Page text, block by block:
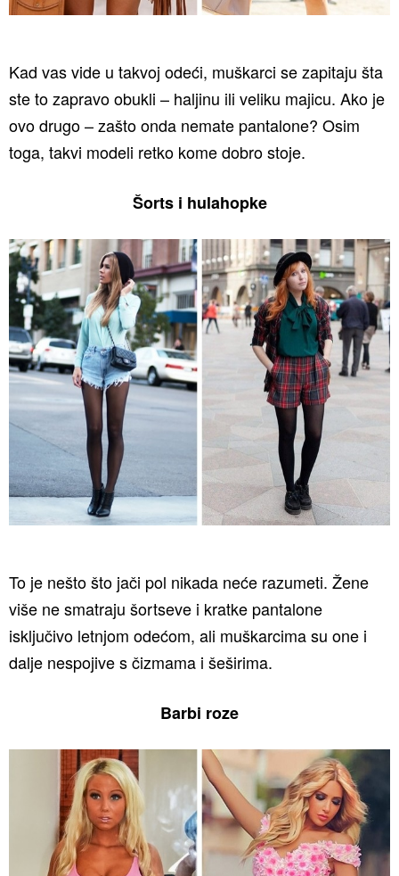
Kad vas vide u takvoj odeći, muškarci se zapitaju šta
ste to zapravo obukli – haljinu ili veliku majicu. Ako je
ovo drugo – zašto onda nemate pantalone? Osim
toga, takvi modeli retko kome dobro stoje.
Šorts i hulahopke
To je nešto što jači pol nikada neće razumeti. Žene
više ne smatraju šortseve i kratke pantalone
isključivo letnjom odećom, ali muškarcima su one i
dalje nespojive s čizmama i šeširima.
Barbi roze